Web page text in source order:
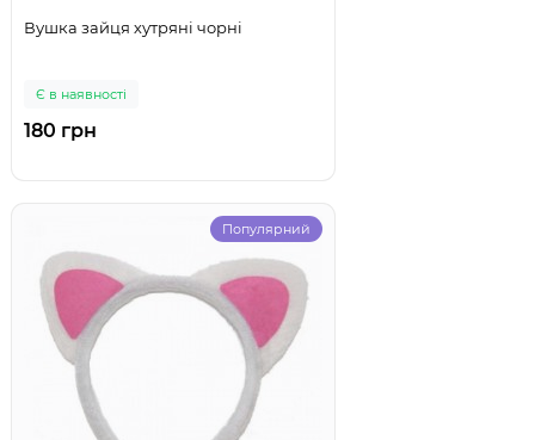
Вушка зайця хутряні чорні
Є в наявності
180 грн
Популярний